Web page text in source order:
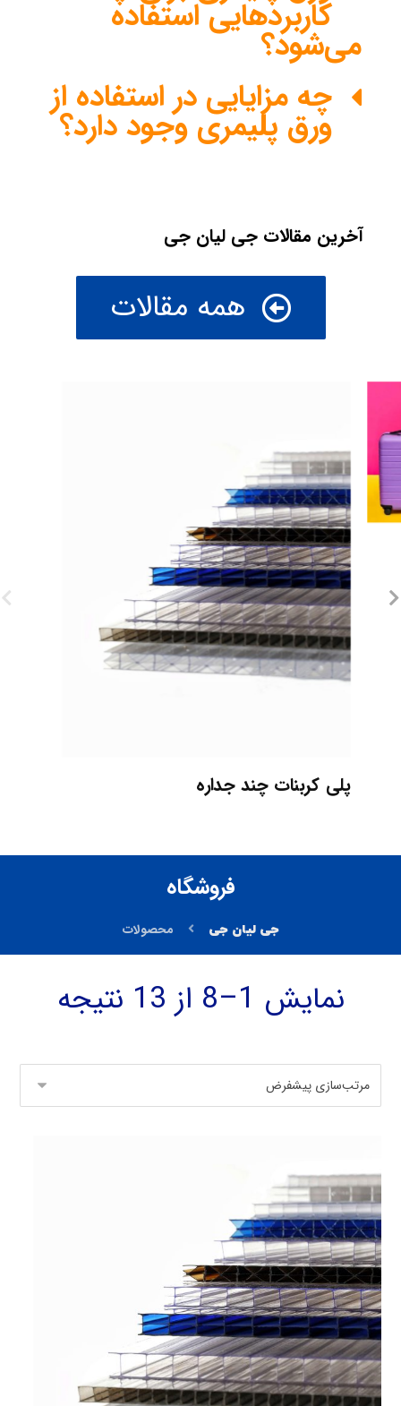
کاربردهایی استفاده
می‌شود؟
چه مزایایی در استفاده از
ورق پلیمری وجود دارد؟
آخرین مقالات جی لیان جی
همه مقالات
پلی کربنات چند جداره
فروشگاه
محصولات
نمایش 1–8 از 13 نتیجه